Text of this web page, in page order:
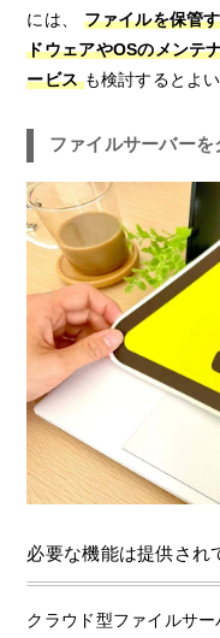
には、 ファイルを保管
ドウェアやOSのメンテ
ービスも検討するとよい
ファイルサーバー
必要な機能は提供され
クラウド型ファイルサ